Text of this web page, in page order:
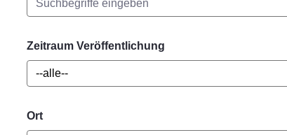
Zeitraum Veröffentlichung
Ort